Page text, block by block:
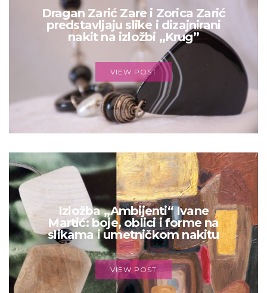
Dragan Zarić Zare i Zorica Zarić
predstavljaju slike i dizajnirani
nakit na izložbi „Krug”
VIEW POST
Izložba „Ambijenti“ Ivane
Martić: boje, oblici i forme na
slikama i umetničkom nakitu
VIEW POST